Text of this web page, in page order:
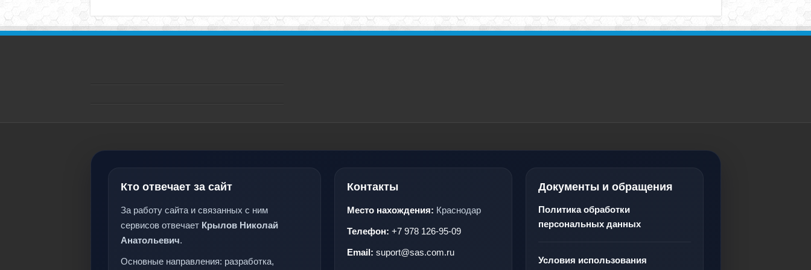
Кто отвечает за сайт
За работу сайта и связанных с ним
сервисов отвечает Крылов Николай
Анатольевич.
Основные направления: разработка,
Контакты
Место нахождения: Краснодар
Телефон: +7 978 126-95-09
Email: suport@sas.com.ru
Документы и обращения
Политика обработки
персональных данных
Условия использования